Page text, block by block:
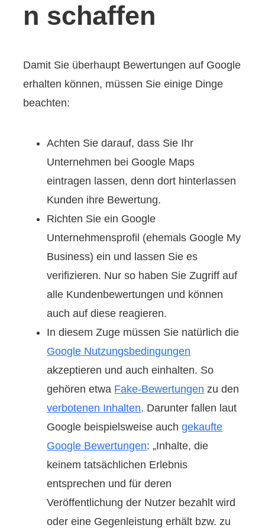
n schaffen
Damit Sie überhaupt Bewertungen auf Google
erhalten können, müssen Sie einige Dinge
beachten:
Achten Sie darauf, dass Sie Ihr
Unternehmen bei Google Maps
eintragen lassen, denn dort hinterlassen
Kunden ihre Bewertung.
Richten Sie ein Google
Unternehmensprofil (ehemals Google My
Business) ein und lassen Sie es
verifizieren. Nur so haben Sie Zugriff auf
alle Kundenbewertungen und können
auch auf diese reagieren.
In diesem Zuge müssen Sie natürlich die
Google Nutzungsbedingungen
akzeptieren und auch einhalten. So
gehören etwa Fake-Bewertungen zu den
verbotenen Inhalten. Darunter fallen laut
Google beispielsweise auchgekaufte
Google Bewertungen: „Inhalte, die
keinem tatsächlichen Erlebnis
entsprechen und für deren
Veröffentlichung der Nutzer bezahlt wird
oder eine Gegenleistung erhält bzw. zu